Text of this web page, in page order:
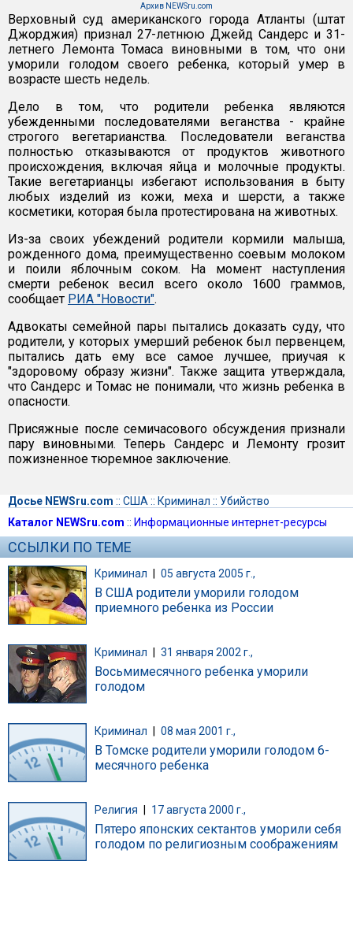
Архив NEWSru.com
Верховный суд американского города Атланты (штат
Джорджия) признал 27-летнюю Джейд Сандерс и 31-
летнего Лемонта Томаса виновными в том, что они
уморили голодом своего ребенка, который умер в
возрасте шесть недель.
Дело в том, что родители ребенка являются
убежденными последователями веганства - крайне
строгого вегетарианства. Последователи веганства
полностью отказываются от продуктов животного
происхождения, включая яйца и молочные продукты.
Такие вегетарианцы избегают использования в быту
любых изделий из кожи, меха и шерсти, а также
косметики, которая была протестирована на животных.
Из-за своих убеждений родители кормили малыша,
рожденного дома, преимущественно соевым молоком
и поили яблочным соком. На момент наступления
смерти ребенок весил всего около 1600 граммов,
сообщает РИА "Новости".
Адвокаты семейной пары пытались доказать суду, что
родители, у которых умерший ребенок был первенцем,
пытались дать ему все самое лучшее, приучая к
"здоровому образу жизни". Также защита утверждала,
что Сандерс и Томас не понимали, что жизнь ребенка в
опасности.
Присяжные после семичасового обсуждения признали
пару виновными. Теперь Сандерс и Лемонту грозит
пожизненное тюремное заключение.
Досье NEWSru.com :: США :: Криминал :: Убийство
Каталог NEWSru.com :: Информационные интернет-ресурсы
ССЫЛКИ ПО ТЕМЕ
Криминал | 05 августа 2005 г.,
В США родители уморили голодом
приемного ребенка из России
Криминал 31 января 2002 г.,
Восьмимесячного ребенка уморили
голодом
Криминал 08 мая 2001 г.,
В Томске родители уморили голодом 6-
месячного ребенка
Религия 17 августа 2000 г.,
Пятеро японских сектантов уморили себя
голодом по религиозным соображениям